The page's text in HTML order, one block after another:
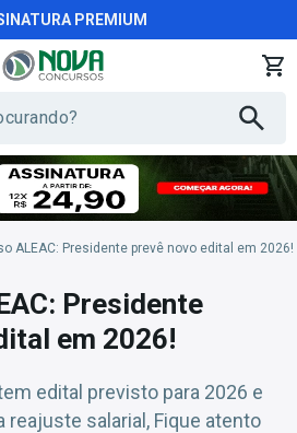
PREMIUM
ALEAC: Presidente prevê novo edital em 2026!
Presidente
em 2026!
edital previsto para 2026 e
salarial, Fique atento